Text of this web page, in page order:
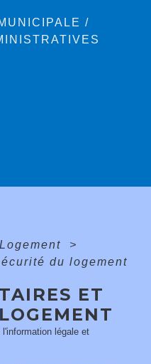
/
Logement
>
du logement
ET
légale et